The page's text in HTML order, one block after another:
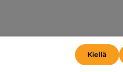
Kiellä